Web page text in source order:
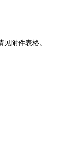
见附件表格。